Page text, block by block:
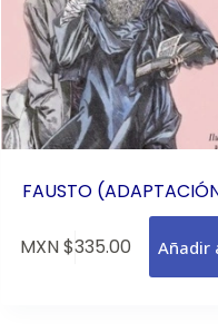
FAUSTO
MXN $335.00 Añadir